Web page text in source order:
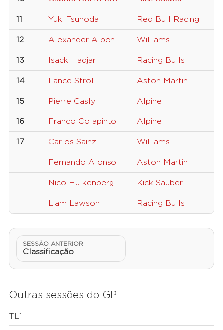
11 Yuki Tsunoda Red Bull Racing
12 Alexander Albon Williams
13 Isack Hadjar Racing Bulls
14 Lance Stroll Aston Martin
15 Pierre Gasly Alpine
16 Franco Colapinto Alpine
17 Carlos Sainz Williams
Fernando Alonso Aston Martin
Nico Hulkenberg Kick Sauber
Liam Lawson Racing Bulls
SESSÃO ANTERIOR
Classificação
Outras sessões do GP
TL1